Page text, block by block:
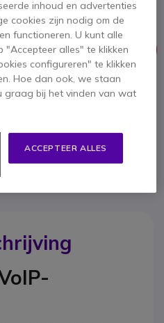
geproduceerd.
wij vergelijkbare producten aan
inhoud en advertenties
cookies zijn nodig om de
functioneren. U kunt alle
"Accepteer alles" te klikken
configureren" te klikken
Hoe dan ook, we staan
graag bij het vinden van wat
ACCEPTEER ALLES